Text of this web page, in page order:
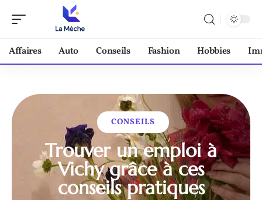
Affaires Auto Conseils Fashion Hobbies
CONSEILS
Trouver un emploi à
Vichy grâce à ces
conseils pratiques